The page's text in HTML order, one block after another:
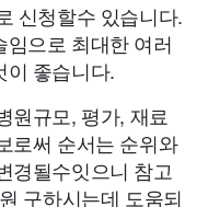
신청할수 있습니다.
으로 최대한 여러
이 좋습니다.
원규모, 평가, 재료
로써 순서는 순위와
경될수잇으니 참고
구하시는데 도움되